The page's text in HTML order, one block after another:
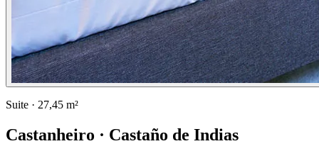
Suite · 27,45 m²
Castanheiro · Castaño de Indias